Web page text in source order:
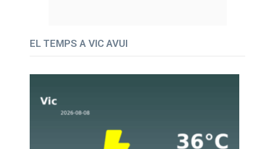
EL TEMPS A VIC AVUI